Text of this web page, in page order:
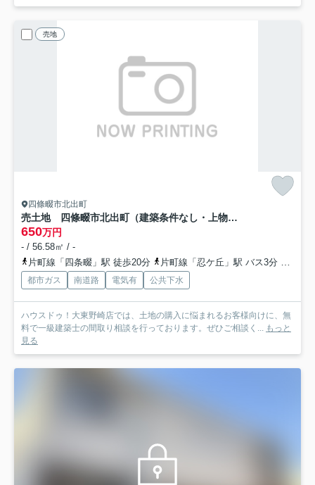
売地
四條畷市北出町
売土地 四條畷市北出町（建築条件なし・上物有）
650万円
- / 56.58㎡ / -
片町線「四条畷」駅 徒歩20分
片町線「忍ケ丘」駅 バス3分 京阪バス「蔀屋」 停歩8分
都市ガス 南道路 電気有 公共下水
ハウスドゥ！大東野崎店では、土地の購入に悩まれるお客様向けに、無
料で一級建築士の間取り相談を行っております。ぜひご相談く... もっと
見る